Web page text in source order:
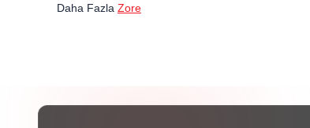
Daha Fazla Zore